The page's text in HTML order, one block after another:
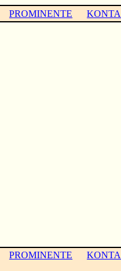
PROMINENTE
PROMINENTE